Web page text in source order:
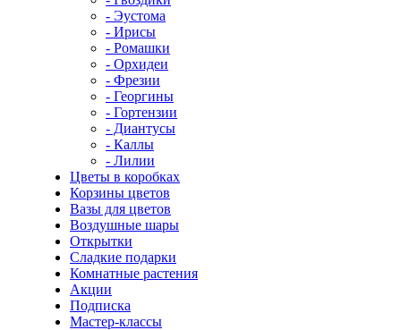
- Эустома
- Ирисы
- Ромашки
- Орхидеи
- Фрезии
- Георгины
- Гортензии
- Диантусы
- Каллы
- Лилии
Цветы в коробках
Корзины цветов
Вазы для цветов
Воздушные шары
Открытки
Сладкие подарки
Комнатные растения
Акции
Подписка
Мастер-классы